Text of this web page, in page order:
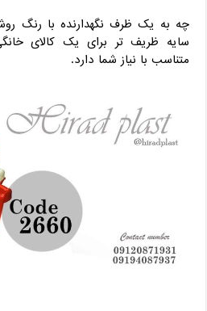
چه به یک ظرف نگهدارنده با رنگ
سایه ظریف تر برای یک کالای
متناسب با نیاز شما دارد.